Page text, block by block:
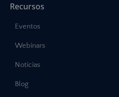
Recursos
Eventos
Webinars
Noticias
Blog